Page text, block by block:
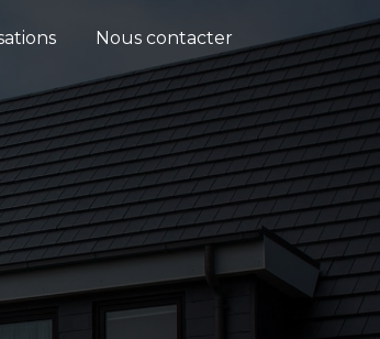
Nous contacter